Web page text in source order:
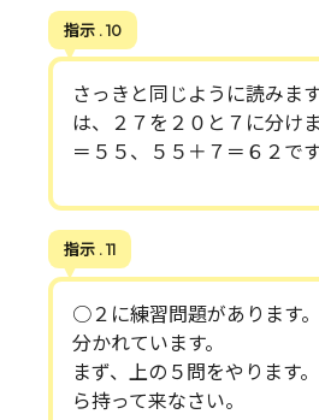
指示 . 10
さっきと同じように読みま
は、２７を２０と７に分け
＝５５、５５＋７＝６２です
指示 . 11
○２に練習問題があります
分かれています。
まず、上の５問をやります
ら持って来なさい。